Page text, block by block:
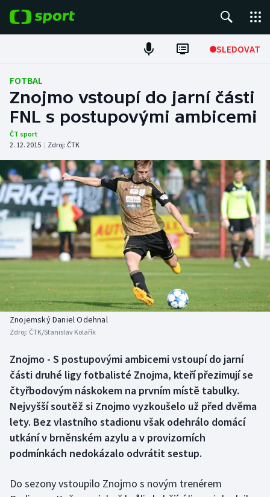
SLEDOVAT
Fotbal
Hokej
Tenis
Atletika
Cyklistika
DALŠÍ SPORTY
Americký fotbal
Basketbal
Biatlon
Boby a skeleton
Box
Curling
Dostihy
Florbal
NEPŘEHLÉDNĚTE
Historické návraty
Aplikace ČT sport
AZ kvíz
FOTBAL
Znojmo vstoupí do jarní části
FNL s postupovými ambicemi
ČT sport
2. 12. 2015 | Zdroj: ČTK
Znojemský Daniel Odehnal
Zdroj: ČTK/Stanislav Kolařík
Znojmo - S postupovými ambicemi vstoupí do jarní
části druhé ligy fotbalisté Znojma, kteří přezimují se
čtyřbodovým náskokem na prvním místě tabulky.
Nejvyšší soutěž si Znojmo vyzkoušelo už před dvěma
lety. Bez vlastního stadionu však odehrálo domácí
utkání v brněnském azylu a v provizorních
podmínkách nedokázalo odvrátit sestup.
Do sezony vstoupilo Znojmo s novým trenérem